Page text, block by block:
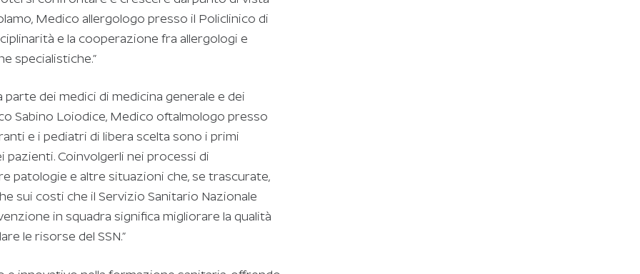
Medico allergologo presso il Policlinico di
e la cooperazione fra allergologi e
specialistiche.”
dei medici di medicina generale e dei
Sabino Loiodice, Medico oftalmologo presso
e i pediatri di libera scelta sono i primi
Coinvolgerli nei processi di
patologie e altre situazioni che, se trascurate,
sui costi che il Servizio Sanitario Nazionale
in squadra significa migliorare la qualità
le risorse del SSN.”